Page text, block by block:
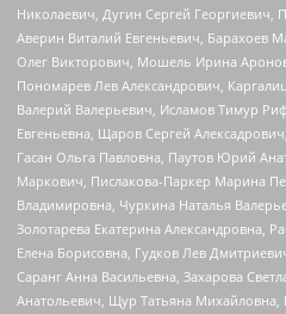
Николаевич, Дугин Сергей Георгиевич,
Аверин Виталий Евгеньевич, Барахоев
Олег Викторович, Мошель Ирина
Пономарев Лев Александрович,
Валерий Валерьевич, Исламов Тимур
Евгеньевна, Щаров Сергей
Гасан Ольга Павловна, Паутов Юрий
Маркович, Пислакова-Паркер Марина
Владимировна, Чуркина Наталья
Золотарева Екатерина Александровна,
Елена Борисовна, Гудков Лев
Саранг Анна Васильевна, Захарова
Анатольевич, Щур Татьяна Михайловна,